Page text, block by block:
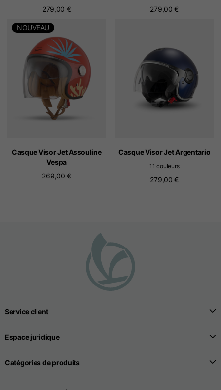
279,00 € 279,00 €
NOUVEAU
Casque Visor Jet Assouline
Vespa
269,00 €
Casque Visor Jet Argentario
11 couleurs
279,00 €
Service client
Espace juridique
Catégories de produits